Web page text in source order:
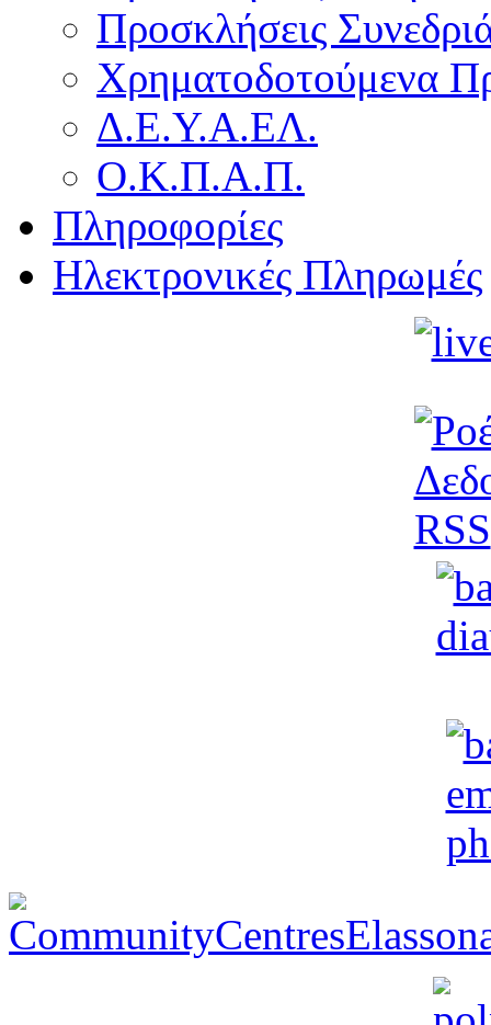
Προσκλήσεις
Χρηματοδοτούμενα
Δ.Ε.Υ.Α.ΕΛ.
Ο.Κ.Π.Α.Π.
Πληροφορίες
Ηλεκτρονικές Πληρωμές